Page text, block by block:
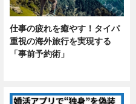
仕事の疲れを癒やす！タイパ
重視の海外旅行を実現する
「事前予約術」